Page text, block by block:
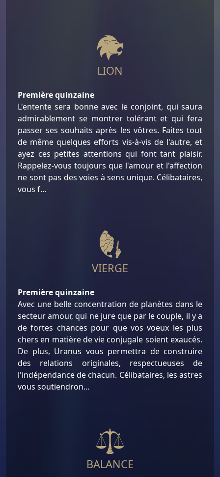
LION
Première quinzaine
L'entente sera bonne avec le conjoint, qui saura
admirablement se montrer tolérant et qui fera
passer ses souhaits après les vôtres. Faites tout
de même quelques efforts vis-à-vis de l'autre, et
ayez ces petites attentions qui font tant plaisir.
Rappelez-vous toujours que l'amour et l'affection
ne sont pas des voies à sens unique. Célibataires,
vous f...
VIERGE
Première quinzaine
Avec une belle concentration de planètes dans le
secteur amour, qui ne jure que par le couple, il y a
de fortes chances pour que vos voeux les plus
chers en matière de vie conjugale soient exaucés.
De plus, Uranus vous permettra de construire
des relations originales, respectueuses de
l'indépendance de chacun. Célibataires, les astres
vous soutiendron...
BALANCE